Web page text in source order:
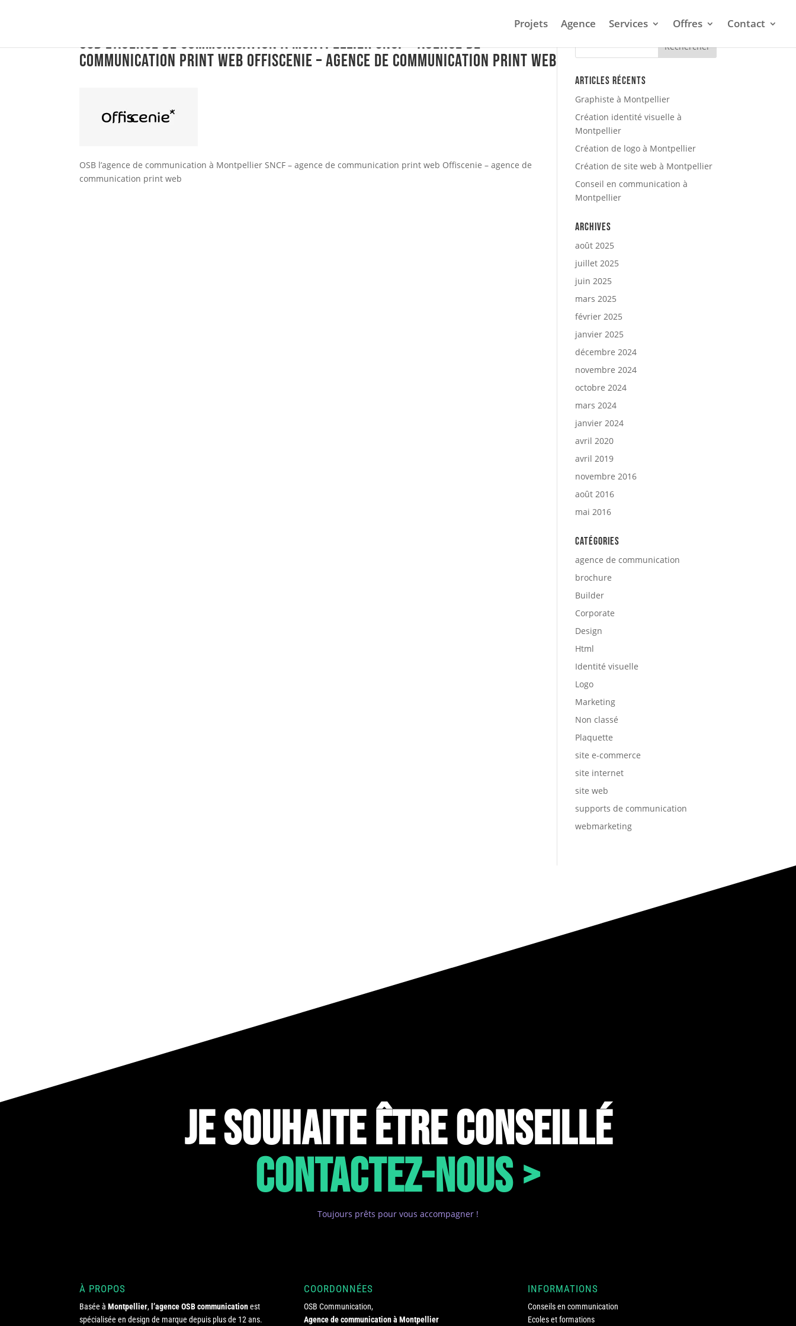
Projets Agence Services Offres Contact
OSB l’agence de communication à Montpellier SNCF – agence de
communication print web Offiscenie – agence de communication print web
OSB l’agence de communication à Montpellier SNCF – agence de communication print web Offiscenie – agence de
communication print web
Articles récents
Graphiste à Montpellier
Création identité visuelle à
Montpellier
Création de logo à Montpellier
Création de site web à Montpellier
Conseil en communication à
Montpellier
Archives
août 2025
juillet 2025
juin 2025
mars 2025
février 2025
janvier 2025
décembre 2024
novembre 2024
octobre 2024
mars 2024
janvier 2024
avril 2020
avril 2019
novembre 2016
août 2016
mai 2016
Catégories
agence de communication
brochure
Builder
Corporate
Design
Html
Identité visuelle
Logo
Marketing
Non classé
Plaquette
site e-commerce
site internet
site web
supports de communication
webmarketing
JE SOUHAITE ÊTRE CONSEILLÉ
CONTACTEZ-NOUS >
Toujours prêts pour vous accompagner !
À PROPOS
Basée àMontpellier, l’agence OSB communicationest
spécialisée en design de marque depuis plus de 12 ans.
COORDONNÉES
OSB Communication,
Agence de communication à Montpellier
INFORMATIONS
Conseils en communication
Ecoles et formations